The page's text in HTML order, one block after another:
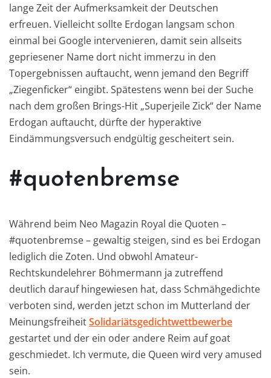
lange Zeit der Aufmerksamkeit der Deutschen
erfreuen. Vielleicht sollte Erdogan langsam schon
einmal bei Google intervenieren, damit sein allseits
gepriesener Name dort nicht immerzu in den
Topergebnissen auftaucht, wenn jemand den Begriff
„Ziegenficker“ eingibt. Spätestens wenn bei der Suche
nach dem großen Brings-Hit „Superjeile Zick“ der Name
Erdogan auftaucht, dürfte der hyperaktive
Eindämmungsversuch endgültig gescheitert sein.
#quotenbremse
Während beim Neo Magazin Royal die Quoten –
#quotenbremse – gewaltig steigen, sind es bei Erdogan
lediglich die Zoten. Und obwohl Amateur-
Rechtskundelehrer Böhmermann ja zutreffend
deutlich darauf hingewiesen hat, dass Schmähgedichte
verboten sind, werden jetzt schon im Mutterland der
MeinungsfreiheitSolidariätsgedichtwettbewerbe
gestartet und der ein oder andere Reim auf goat
geschmiedet. Ich vermute, die Queen wird very amused
sein.